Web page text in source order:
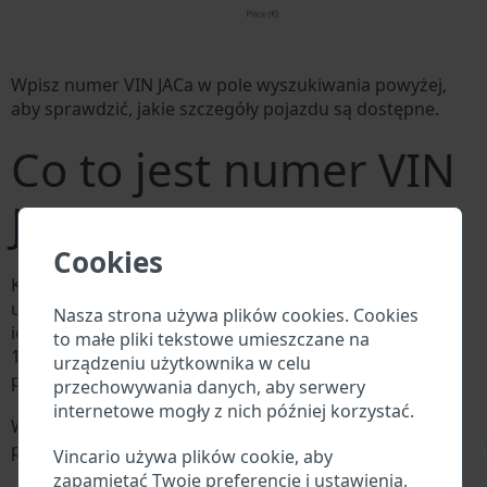
Cookies
Nasza strona używa plików cookies. Cookies
to małe pliki tekstowe umieszczane na
urządzeniu użytkownika w celu
przechowywania danych, aby serwery
internetowe mogły z nich później korzystać.
Vincario używa plików cookie, aby
zapamiętać Twoje preferencje i ustawienia,
Wpisz numer VIN JACa w pole wyszukiwania powyżej,
aby sprawdzić, jakie szczegóły pojazdu są dostępne.
Co to jest numer VIN
JACa?
Każdy producent JACa przypisuje każdemu pojazdowi
unikalny identyfikator zwany numerem
identyfikacyjnym pojazdu (VIN). Numer VIN składa się z
17 cyfr i składa się z liter i cyfr zawierających
podstawowe informacje o pojeździe.
Wszystkie bazy danych w branży motoryzacyjnej
przeszukują VIN:
Baza danych producenta JACa